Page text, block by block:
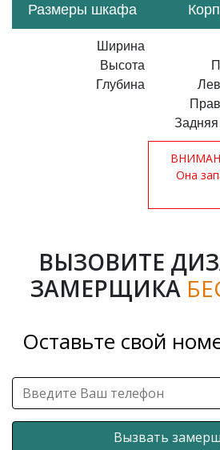
Размеры шкафа
Ширина
Высота
Глубина
Задняя
Она
ВЫЗОВИТЕ
ЗАМЕРЩИКА
Оставьте свой
Вызвать